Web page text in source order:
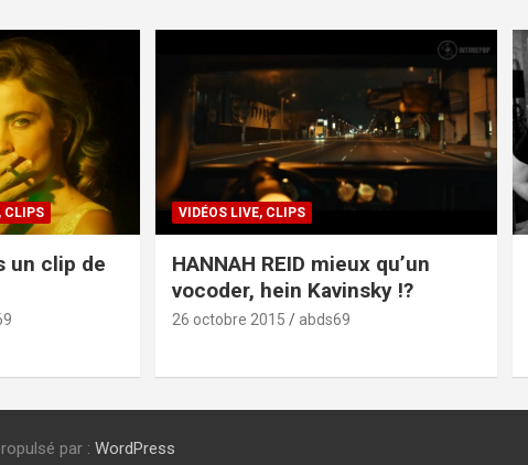
CLIPS
un clip de
VIDÉOS LIVE, CLIPS
HANNAH REID mieux qu’un
vocoder, hein Kavinsky !?
26 octobre 2015 abds69
par : WordPress